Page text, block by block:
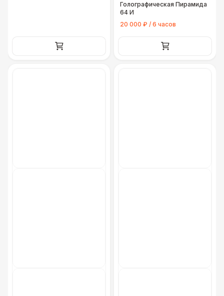
Голографическая Пирамида
64 И
20 000 ₽ / 6 часов